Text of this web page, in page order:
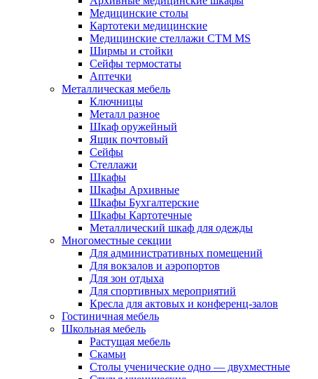
Медицинские столы
Картотеки медицинские
Медицинские стеллажи CTM MS
Ширмы и стойки
Сейфы термостаты
Аптечки
Металлическая мебель
Ключницы
Металл разное
Шкаф оружейный
Ящик почтовый
Сейфы
Стеллажи
Шкафы
Шкафы Архивные
Шкафы Бухгалтерские
Шкафы Картотечные
Металлический шкаф для одежды
Многоместные секции
Для административных помещений
Для вокзалов и аэропортов
Для зон отдыха
Для спортивных мероприятий
Кресла для актовых и конференц-залов
Гостиничная мебель
Школьная мебель
Растущая мебель
Скамьи
Столы ученические одно — двухместные